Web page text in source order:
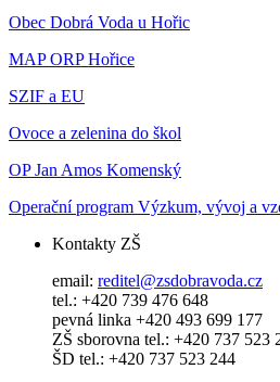
Obec Dobrá Voda u Hořic
MAP ORP Hořice
SZIF a EU
Ovoce a zelenina do škol
OP Jan Amos Komenský
Operační program Výzkum, vývoj a
Kontakty ZŠ
email: reditel@zsdobravoda.cz
tel.: +420 739 476 648
pevná linka +420 493 699 177
ZŠ sborovna tel.: +420 737 523
ŠD tel.: +420 737 523 244